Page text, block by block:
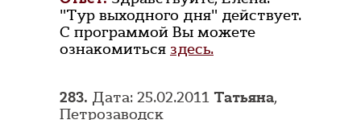
"Тур выходного дня" действует.
С программой Вы можете
ознакомиться здесь.
283. Дата: 25.02.2011 Татьяна,
Петрозаводск